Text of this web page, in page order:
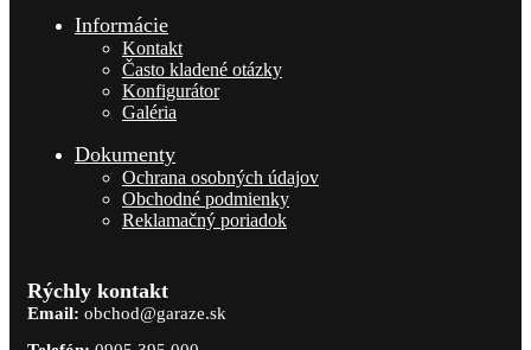
Informácie
Kontakt
Často kladené otázky
Konfigurátor
Galéria
Dokumenty
Ochrana osobných údajov
Obchodné podmienky
Reklamačný poriadok
Rýchly kontakt
Email: obchod@garaze.sk